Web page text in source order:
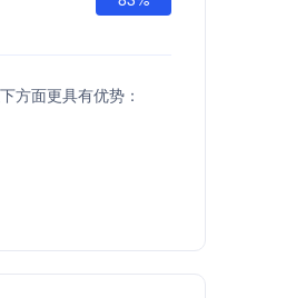
方面更具有优势：